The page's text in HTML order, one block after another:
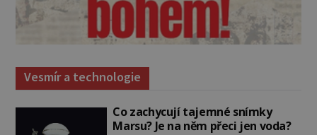
Vesmír a technologie
Co zachycují tajemné snímky
Marsu? Je na něm přeci jen voda?